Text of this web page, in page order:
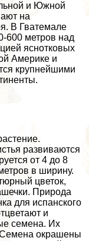
и Южной
на
В Гватемале
600 метров над
яснотковых
Америке и
крупнейшими
развиваются
от 4 до 8
в ширину.
цветок,
Природа
для испанского
и
семена. Их
Семена окрашены